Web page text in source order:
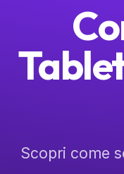
Scopri come